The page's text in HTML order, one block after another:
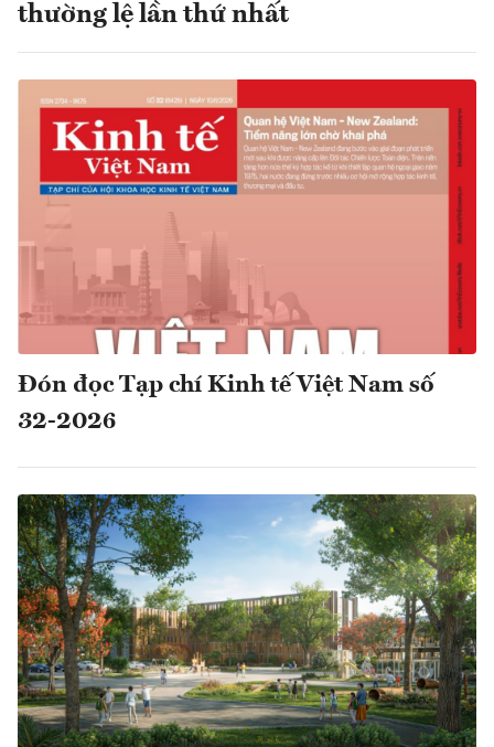
thường lệ lần thứ nhất
Đón đọc Tạp chí Kinh tế Việt Nam số
32-2026